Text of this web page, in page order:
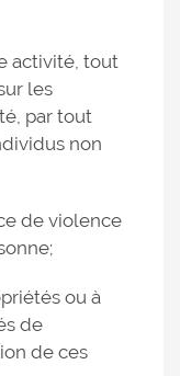
activité, tout
les
par tout
non
de violence
ou à
de
de ces